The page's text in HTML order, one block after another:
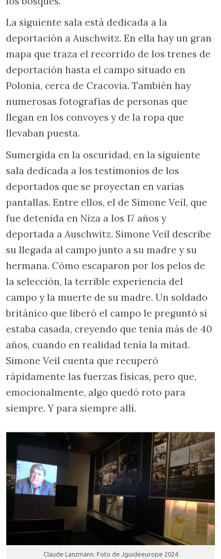
La siguiente sala está dedicada a la
deportación a Auschwitz. En ella hay un gran
mapa que traza el recorrido de los trenes de
deportación hasta el campo situado en
Polonia, cerca de Cracovia. También hay
numerosas fotografías de personas que
llegan en los convoyes y de la ropa que
llevaban puesta.
Sumergida en la oscuridad, en la siguiente
sala dedicada a los testimonios de los
deportados que se proyectan en varias
pantallas. Entre ellos, el de Simone Veil, que
fue detenida en Niza a los 17 años y
deportada a Auschwitz. Simone Veil describe
su llegada al campo junto a su madre y su
hermana. Cómo escaparon por los pelos de
la selección, la terrible experiencia del
campo y la muerte de su madre. Un soldado
británico que liberó el campo le preguntó si
estaba casada, creyendo que tenía más de 40
años, cuando en realidad tenía la mitad.
Simone Veil cuenta que recuperó
rápidamente las fuerzas físicas, pero que,
emocionalmente, algo quedó roto para
siempre. Y para siempre allí.
Claude Lanzmann. Foto de Jguideeurope 2024